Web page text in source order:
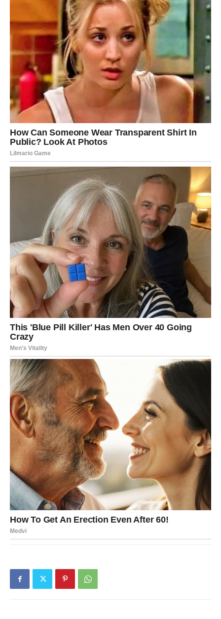
deluje zrelo i ozbiljno, ali neće se sve desiti odmah; ovo
je dan kada se energija postavlja, a razvoj dolazi kasnije.
Finansijski, moguće je da razmišljate o dugoročnim
ciljevima, štednji ili velikoj odluci – danas sve to možete
lepo posložiti. U poslu, ako vas muči neka dilema,
odgovor dolazi kroz jednostavnu logiku: ono što vas
iscrpljuje predugo – nije vaš put.
Poruka dana:Ne morate sve sami – ponekad je snaga u
tome da se oslonite.
VODOLIJA
Nedelja vam donosi neočekivane misli i želju da
promenite planove, jer vas inspiracija „udari“ kad se
najmanje nadate. U ljubavi, moguće je da vas neko
iznenadi porukom ili pažnjom, ili da vi odlučite da kažete
ono što dugo mislite. Ako ste u vezi, potreban vam je
razgovor o slobodi, granicama i prostoru, ali to ne mora
biti konflikt – može biti dogovor koji odnos jača. Slobodne
Vodolije mogu imati susret sa nekim potpuno drugačijim
od svog „tipa“, i baš to može biti osveženje. Poslovno,
ideje su jake – zapisujte ih. Finansijski, pazite na troškove
vezane za tehnologiju, poklone i spontane kupovine.
Poruka dana:Kada sledite svoju autentičnost, život vas
nagradi pravim ljudima.
RIBE
Nedelja je za vas kao muzika: osećate je celim bićem.
Intuicija je snažna, snovi mogu biti živi, a srce osetljivo. U
ljubavi, Ribe danas mogu doživeti nežan, dubok trenutak
– poruku, gest, razgovor koji budi emocije. Ako ste u vezi,
dan je idealan da se zbližite, da pokažete pažnju, da
budete blagi jedno prema drugom. Slobodne Ribe mogu
maštati o nekome, ali zvezde savetuju da ne idealizujete
osobu koju ne poznajete dovoljno – ljubav je najlepša
kada je realna. Finansijski, dan je dobar za planiranje, ali
ne i za rizik; poslušajte intuiciju, ali je proverite kroz
realnost. U narednim danima, ono što danas osetite kao
„znak“ može postati događaj.
Poruka dana:Vaša nežnost nije slabost – to je vaša
magija.